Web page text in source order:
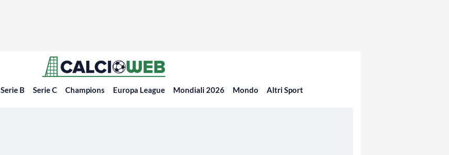
Serie B Serie C Champions Europa League Mondiali 2026 Mondo Altri Sport